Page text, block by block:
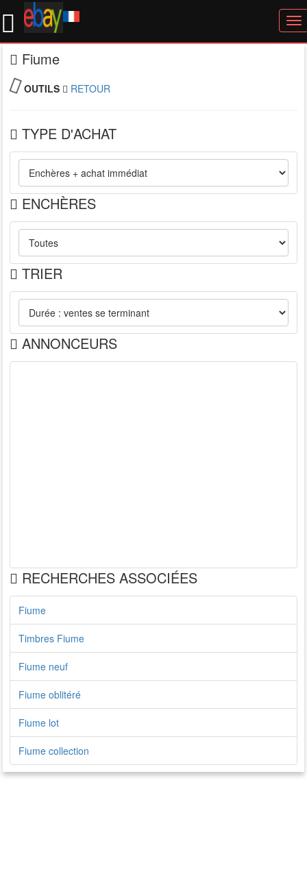
Fiume
OUTILS RETOUR
TYPE D'ACHAT
ENCHÈRES
TRIER
ANNONCEURS
RECHERCHES ASSOCIÉES
Fiume
Timbres Fiume
Fiume neuf
Fiume oblitéré
Fiume lot
Fiume collection